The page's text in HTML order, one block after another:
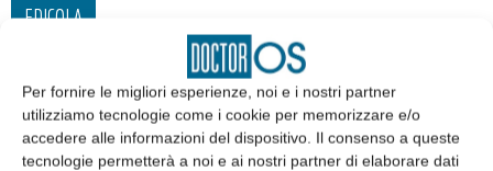
Per fornire le migliori esperienze, noi e i nostri partner
utilizziamo tecnologie come i cookie per memorizzare e/o
accedere alle informazioni del dispositivo. Il consenso a queste
tecnologie permetterà a noi e ai nostri partner di elaborare dati
EDICOLA